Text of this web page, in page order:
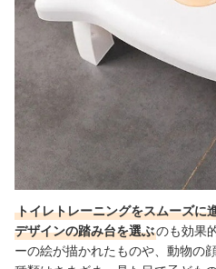
トイレトレーニングをスムーズに
デザインの踏み台を選ぶのも効果
ーの絵が描かれたものや、動物の